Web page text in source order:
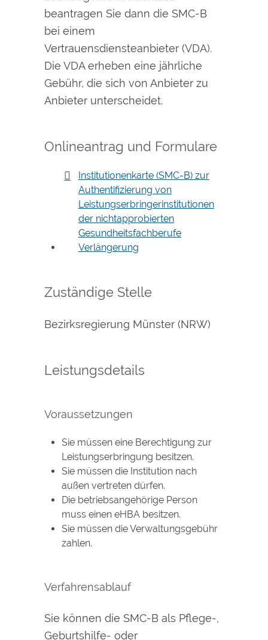
beantragen Sie dann die SMC-B
bei einem
Vertrauensdiensteanbieter (VDA).
Die VDA erheben eine jährliche
Gebühr, die sich von Anbieter zu
Anbieter unterscheidet.
Onlineantrag und Formulare
Institutionenkarte (SMC-B) zur
Authentifizierung von
Leistungserbringerinstitutionen
der nichtapprobierten
Gesundheitsfachberufe
Verlängerung
Zuständige Stelle
Bezirksregierung Münster (NRW)
Leistungsdetails
Voraussetzungen
Sie müssen eine Berechtigung zur
Leistungserbringung besitzen.
Sie müssen die Institution nach
außen vertreten dürfen.
Die betriebsangehörige Person
muss einen eHBA besitzen.
Sie müssen die Verwaltungsgebühr
zahlen.
Verfahrensablauf
Sie können die SMC-B als Pflege-,
Geburtshilfe- oder